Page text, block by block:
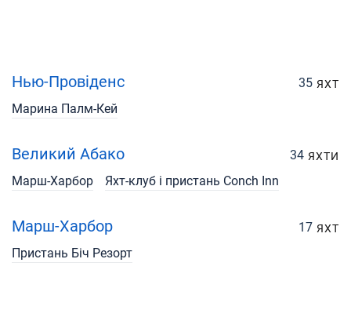
Нью-Провіденс 35 ЯХТ
Марина Палм-Кей
Великий Абако 34 ЯХТИ
Марш-Харбор Яхт-клуб і пристань Conch Inn
Марш-Харбор 17 ЯХТ
Пристань Біч Резорт